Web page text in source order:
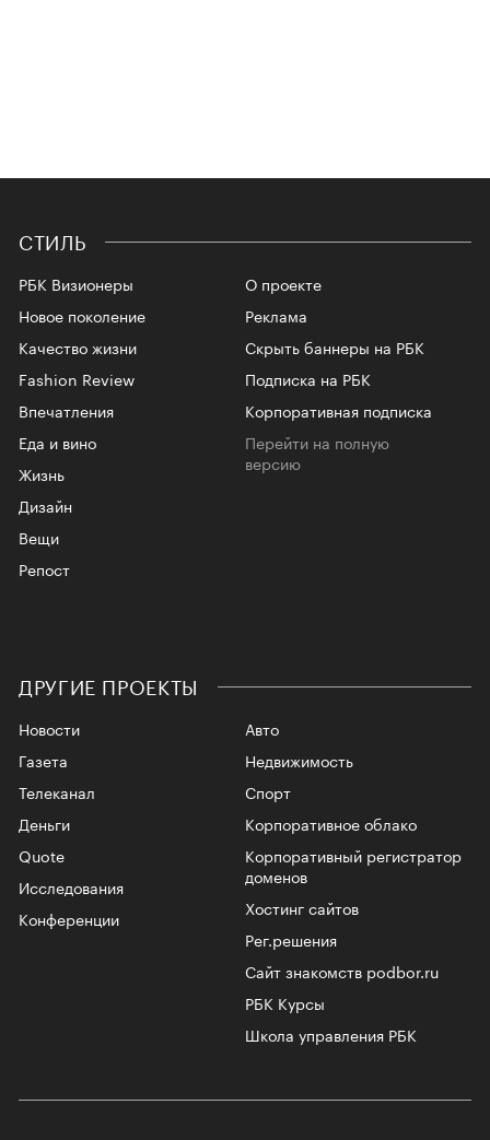
СТИЛЬ
РБК Визионеры
Новое поколение
Качество жизни
Fashion Review
Впечатления
Еда и вино
Жизнь
Дизайн
Вещи
Репост
О проекте
Реклама
Скрыть баннеры на РБК
Подписка на РБК
Корпоративная подписка
Перейти на полную
версию
ДРУГИЕ ПРОЕКТЫ
Новости
Газета
Телеканал
Авто
Недвижимость
Спорт
Корпоративное облако
Корпоративный регистратор
доменов
Хостинг сайтов
Рег.решения
Сайт знакомств podbor.ru
РБК Курсы
Школа управления РБК
Деньги
Quote
Исследования
Конференции